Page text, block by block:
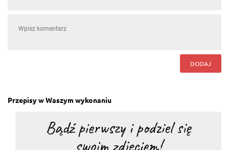
(nie za dużo) i jest lekko pikantna - tak jak lubię
Elżbieta Ślaska , 26.11.2016
Mniam mniam
DODAJ
Przepisy w Waszym wykonaniu